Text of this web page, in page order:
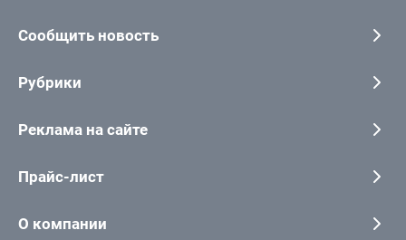
Сообщить новость
Рубрики
Реклама на сайте
Прайс-лист
О компании